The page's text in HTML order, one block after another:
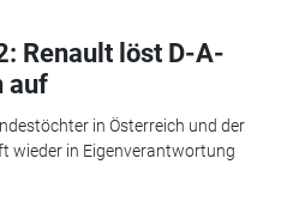
Renault löst D-A-
auf
in Österreich und der
wieder in Eigenverantwortung